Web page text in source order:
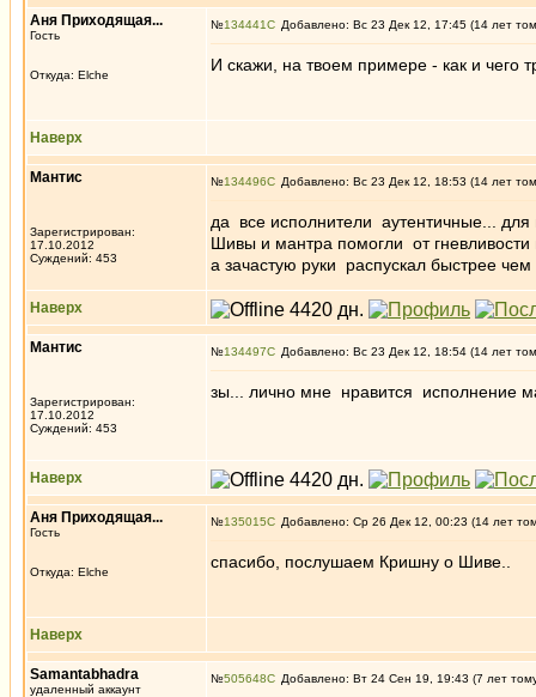
Аня Приходящая...
Гость
Откуда: Elche
№134441 Добавлено: Вс 23 Дек 12, 17:45 (14 лет
И скажи, на твоем примере - как и чего
Наверх
Мантис
Зарегистрирован:
17.10.2012
Суждений: 453
№134496 Добавлено: Вс 23 Дек 12, 18:53 (14 лет
да все исполнители аутентичные...
Шивы и мантра помогли от
а зачастую руки распускал быстрее
Наверх
Мантис
Зарегистрирован:
17.10.2012
Суждений: 453
№134497 Добавлено: Вс 23 Дек 12, 18:54 (14 лет
зы... лично мне нравится исполнение
Наверх
Аня Приходящая...
Гость
Откуда: Elche
№135015 Добавлено: Ср 26 Дек 12, 00:23 (14 лет
спасибо, послушаем Кришну о Шиве..
Наверх
Samantabhadra
удаленный аккаунт
№505648 Добавлено: Вт 24 Сен 19, 19:43 (7 лет